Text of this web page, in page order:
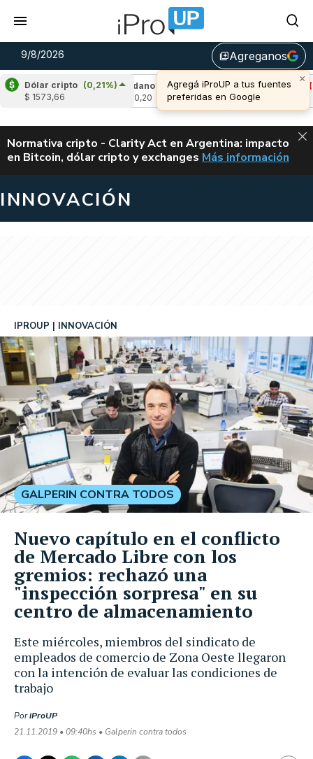
9/8/2026 library_addAgreganos
×
Agregá iProUP a tus fuentes
preferidas en Google
Dólar cripto (0,21%)
$ 1573,66
Cardano (-1,39%)
Avalanche
(-
u$s 6,46
ALERTA
Normativa cripto - Clarity Act en Argentina: impacto
en Bitcoin, dólar cripto y exchanges CLARITY ACT EN
Más información
INNOVACIÓN
Este miércoles, miembros del sindicato de
empleados de comercio de Zona Oeste llegaron
con la intención de evaluar las condiciones de
trabajo
IPROUP INNOVACIÓN
PoriProUP
21.11.2019 • 09:40hs • Galperin contra todos
GALPERIN CONTRA TODOS
Nuevo capítulo en el conflicto
de Mercado Libre con los
gremios: rechazó una
"inspección sorpresa" en su
centro de almacenamiento